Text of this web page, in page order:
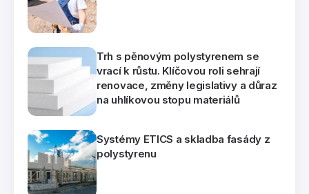
Trh s pěnovým polystyrenem se
vrací k růstu. Klíčovou roli sehrají
renovace, změny legislativy a důraz
na uhlíkovou stopu materiálů
Systémy ETICS a skladba fasády z
polystyrenu